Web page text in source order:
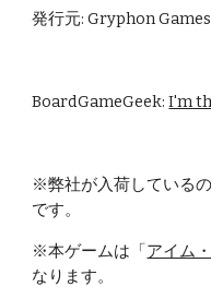
発行元: Gryphon
BoardGameGeek: I'm
※弊社が入荷している
です。
※本ゲームは「アイム
なります。